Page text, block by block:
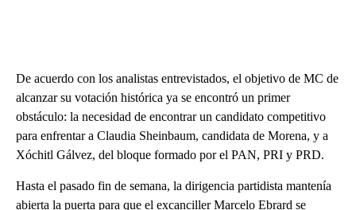
De acuerdo con los analistas entrevistados, el objetivo de MC de
alcanzar su votación histórica ya se encontró un primer
obstáculo: la necesidad de encontrar un candidato competitivo
para enfrentar a Claudia Sheinbaum, candidata de Morena, y a
Xóchitl Gálvez, del bloque formado por el PAN, PRI y PRD.
Hasta el pasado fin de semana, la dirigencia partidista mantenía
abierta la puerta para que el excanciller Marcelo Ebrard se